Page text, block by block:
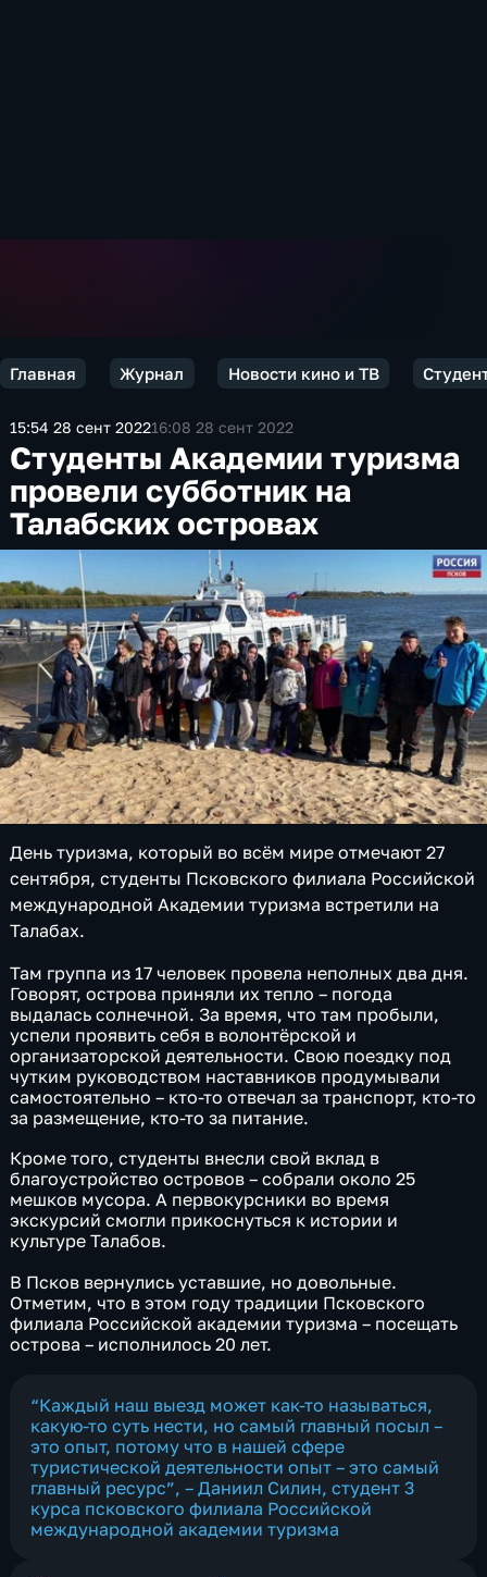
Главная Журнал Новости кино и ТВ
15:54 28 сент 202216:08 28 сент 2022
Студенты Академии туризма
провели субботник на
Талабских островах
День туризма, который во всём мире отмечают 27
сентября, студенты Псковского филиала Российской
международной Академии туризма встретили на
Талабах.
Там группа из 17 человек провела неполных два дня.
Говорят, острова приняли их тепло – погода
выдалась солнечной. За время, что там пробыли,
успели проявить себя в волонтёрской и
организаторской деятельности. Свою поездку под
чутким руководством наставников продумывали
самостоятельно – кто-то отвечал за транспорт, кто-то
за размещение, кто-то за питание.
Кроме того, студенты внесли свой вклад в
благоустройство островов – собрали около 25
мешков мусора. А первокурсники во время
экскурсий смогли прикоснуться к истории и
культуре Талабов.
В Псков вернулись уставшие, но довольные.
Отметим, что в этом году традиции Псковского
филиала Российской академии туризма – посещать
острова – исполнилось 20 лет.
“Каждый наш выезд может как-то называться,
какую-то суть нести, но самый главный посыл –
это опыт, потому что в нашей сфере
туристической деятельности опыт – это самый
главный ресурс”, – Даниил Силин, студент 3
курса псковского филиала Российской
международной академии туризма